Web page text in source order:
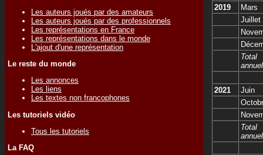
Les auteurs joués par des amateurs
Les auteurs joués par des professionnels
Les représentations en France
Les représentations dans le monde
L'ajout d'une représentation
Le reste du monde
Les annonces
Les liens
Les textes non francophones
Les tutoriels vidéo
Tous les tutoriels
La FAQ
2019
Mars
Juillet
Total
annuel
2021
Juin
Total
annuel